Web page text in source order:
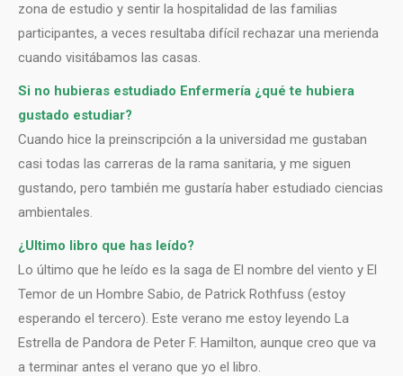
zona de estudio y sentir la hospitalidad de las familias
participantes, a veces resultaba difícil rechazar una merienda
cuando visitábamos las casas.
Si no hubieras estudiado Enfermería ¿qué te hubiera
gustado estudiar?
Cuando hice la preinscripción a la universidad me gustaban
casi todas las carreras de la rama sanitaria, y me siguen
gustando, pero también me gustaría haber estudiado ciencias
ambientales.
¿Ultimo libro que has leído?
Lo último que he leído es la saga de El nombre del viento y El
Temor de un Hombre Sabio, de Patrick Rothfuss (estoy
esperando el tercero). Este verano me estoy leyendo La
Estrella de Pandora de Peter F. Hamilton, aunque creo que va
a terminar antes el verano que yo el libro.